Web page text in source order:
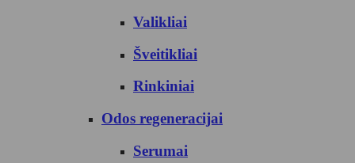
Valikliai
Šveitikliai
Rinkiniai
Odos regeneracijai
Serumai